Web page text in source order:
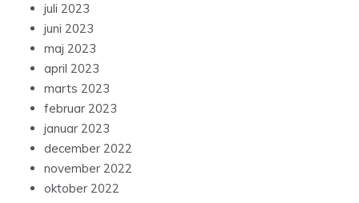
juli 2023
juni 2023
maj 2023
april 2023
marts 2023
februar 2023
januar 2023
december 2022
november 2022
oktober 2022